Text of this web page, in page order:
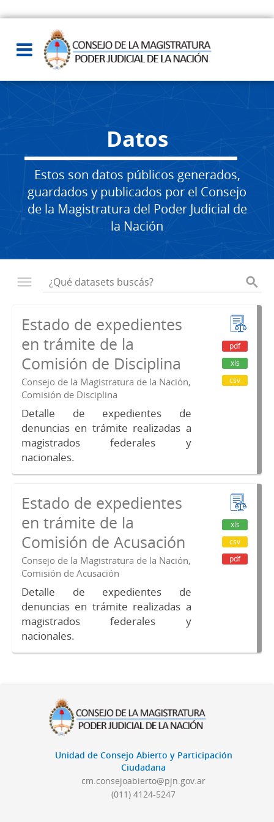
Datos
Estos son datos públicos generados,
guardados y publicados por el Consejo
de la Magistratura del Poder Judicial de
la Nación
Estado de expedientes
en trámite de la
Comisión de Disciplina
Consejo de la Magistratura de la Nación,
Comisión de Disciplina
Detalle de expedientes de
denuncias en trámite realizadas a
magistrados federales y
nacionales.
pdf
xls
csv
Estado de expedientes
en trámite de la
Comisión de Acusación
Consejo de la Magistratura de la Nación,
Comisión de Acusación
Detalle de expedientes de
denuncias en trámite realizadas a
magistrados federales y
nacionales.
xls
csv
pdf
Unidad de Consejo Abierto y Participación
Ciudadana
cm.consejoabierto@pjn.gov.ar
(011) 4124-5247